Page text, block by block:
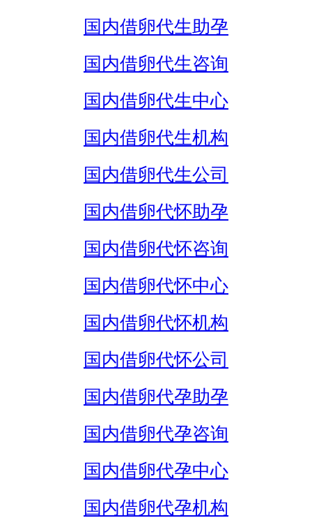
国内借卵代生助孕
国内借卵代生咨询
国内借卵代生中心
国内借卵代生机构
国内借卵代生公司
国内借卵代怀助孕
国内借卵代怀咨询
国内借卵代怀中心
国内借卵代怀机构
国内借卵代怀公司
国内借卵代孕助孕
国内借卵代孕咨询
国内借卵代孕中心
国内借卵代孕机构